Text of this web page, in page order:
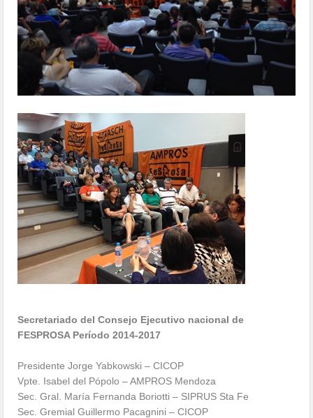
Secretariado del Consejo Ejecutivo nacional de
FESPROSA Período 2014-2017
Presidente Jorge Yabkowski – CICOP
Vpte. Isabel del Pópolo – AMPROS Mendoza
Sec. Gral. María Fernanda Boriotti – SIPRUS Sta Fe
Sec. Gremial Guillermo Pacagnini – CICOP